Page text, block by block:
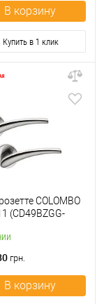
В корзину
Купить в 1 клик
COLOMBO
(CD49BZGG-
грн.
В корзину